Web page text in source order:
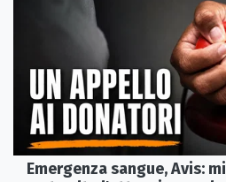
Emergenza sangue, Avis: